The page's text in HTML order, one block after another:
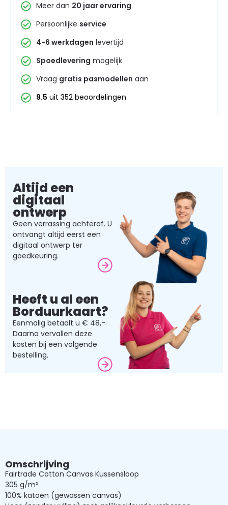
Meer dan 20 jaar ervaring
Persoonlijke service
4-6 werkdagen levertijd
Spoedlevering mogelijk
Vraag gratis pasmodellen aan
9.5 uit 352 beoordelingen
Altijd een
digitaal
ontwerp
Geen verrassing achteraf. U
ontvangt altijd eerst een
digitaal ontwerp ter
goedkeuring.
Heeft u al een
Borduurkaart?
Eenmalig betaalt u € 48,-.
Daarna vervallen deze
kosten bij een volgende
bestelling.
Omschrijving
Fairtrade Cotton Canvas Kussensloop
305 g/m²
100% katoen (gewassen canvas)